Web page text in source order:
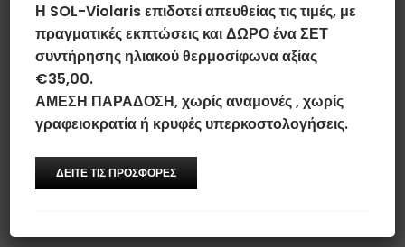
Η SOL-Violaris επιδοτεί απευθείας τις τιμές, με
πραγματικές εκπτώσεις και ΔΩΡΟ ένα ΣΕΤ
συντήρησης ηλιακού θερμοσίφωνα αξίας
€35,00.
ΑΜΕΣΗ ΠΑΡΑΔΟΣΗ, χωρίς αναμονές , χωρίς
γραφειοκρατία ή κρυφές υπερκοστολογήσεις.
ΔΕΙΤΕ ΤΙΣ ΠΡΟΣΦΟΡΕΣ